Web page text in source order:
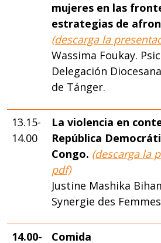
mujeres en las
estrategias de
(descarga la
Wassima Foukay.
Delegación
de Tánger.
13.15-
14.00
La violencia en
República
Congo. (descarga la
pdf)
Justine Mashika
Synergie des
14.00-
Comida